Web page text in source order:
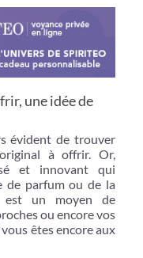
une idée de
évident de trouver
à offrir. Or,
et innovant qui
de parfum ou de la
est un moyen de
ou encore vos
êtes encore aux